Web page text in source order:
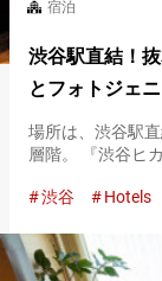
宿泊
渋谷駅直結！
とフォトジェ
HOTEL】
場所は、渋谷駅
層階。 『渋谷ヒ
とびきりの立地と
渋谷 Hotels